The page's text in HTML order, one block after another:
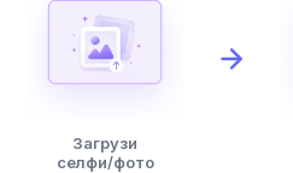
Загрузи
селфи/фото